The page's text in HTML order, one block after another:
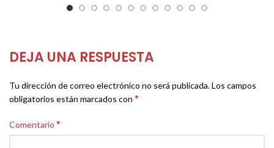
DEJA UNA RESPUESTA
Tu dirección de correo electrónico no será publicada.Los campos
obligatorios están marcados con *
Comentario *